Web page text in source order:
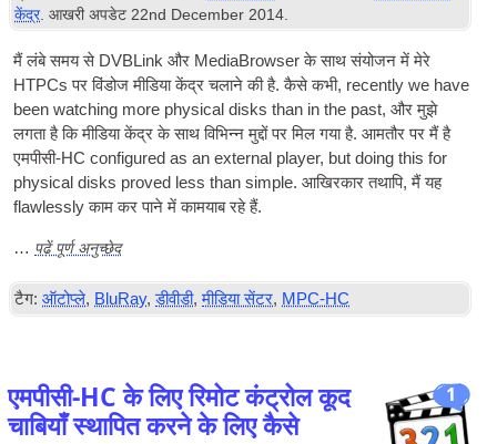
केंद्र. आखरी अपडेट22nd December 2014.
मैं लंबे समय से DVBLink और MediaBrowser के साथ संयोजन में मेरे
HTPCs पर विंडोज मीडिया केंद्र चलाने की है. कैसे कभी, recently we have
been watch­ing more phys­ic­al disks than in the past, और मुझे
लगता है कि मीडिया केंद्र के साथ विभिन्न मुद्दों पर मिल गया है. आमतौर पर मैं है
एमपीसी-HC con­figured as an extern­al play­er, but doing this for
phys­ic­al disks proved less than simple. आखिरकार तथापि, मैं यह
flawlessly काम कर पाने में कामयाब रहे हैं.
… पढ़ें पूर्ण अनुच्छेद
टैग: ऑटोप्ले, BluRay,डीवीडी,मीडिया सेंटर, MPC-HC
1
एमपीसी-HC के लिए रिमोट कंट्रोल कूद
चाबियाँ स्थापित करने के लिए कैसे